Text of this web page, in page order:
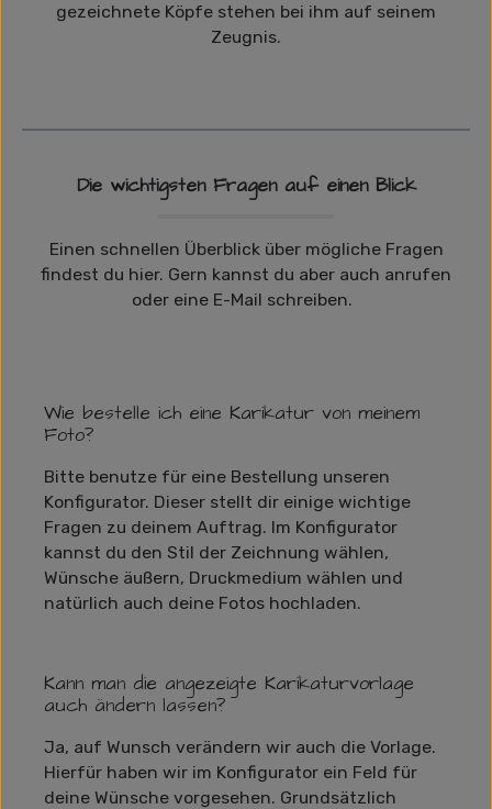
gezeichnete Köpfe stehen bei ihm auf seinem
Zeugnis.
Die wichtigsten Fragen auf einen Blick
Einen schnellen Überblick über mögliche Fragen
findest du hier. Gern kannst du aber auch anrufen
oder eine E-Mail schreiben.
Wie bestelle ich eine Karikatur von meinem
Foto?
Bitte benutze für eine Bestellung unseren
Konfigurator. Dieser stellt dir einige wichtige
Fragen zu deinem Auftrag. Im Konfigurator
kannst du den Stil der Zeichnung wählen,
Wünsche äußern, Druckmedium wählen und
natürlich auch deine Fotos hochladen.
Kann man die angezeigte Karikaturvorlage
auch ändern lassen?
Ja, auf Wunsch verändern wir auch die Vorlage.
Hierfür haben wir im Konfigurator ein Feld für
deine Wünsche vorgesehen. Grundsätzlich